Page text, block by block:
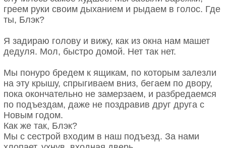
греем руки своим дыханием и рыдаем в голос. Где
ты, Блэк?
Я задираю голову и вижу, как из окна нам машет
дедуля. Мол, быстро домой. Нет так нет.
Мы понуро бредем к ящикам, по которым залезли
на эту крышу, спрыгиваем вниз, бегаем по двору,
пока окончательно не замерзаем, и разбредаемся
по подъездам, даже не поздравив друг друга с
Новым годом.
Как же так, Блэк?
Мы с сестрой входим в наш подъезд. За нами